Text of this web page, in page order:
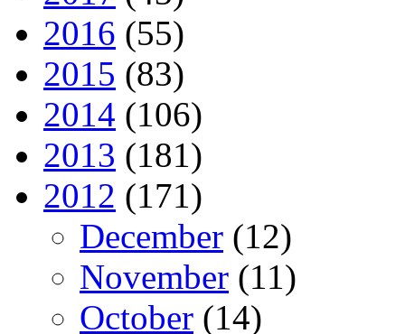
2016 (55)
2015 (83)
2014 (106)
2013 (181)
2012 (171)
December (12)
November (11)
October (14)